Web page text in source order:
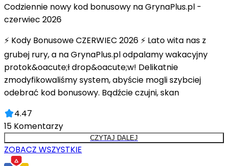
Codziennie nowy kod bonusowy na GrynaPlus.pl -
czerwiec 2026
⚡ Kody Bonusowe CZERWIEC 2026 ⚡ Lato wita nas z
grubej rury, a na GrynaPlus.pl odpalamy wakacyjny
protok&oacute;ł drop&oacute;w! Delikatnie
zmodyfikowaliśmy system, abyście mogli szybciej
odebrać kod bonusowy. Bądźcie czujni, skan
4.47
15 Komentarzy
CZYTAJ DALEJ
ZOBACZ WSZYSTKIE